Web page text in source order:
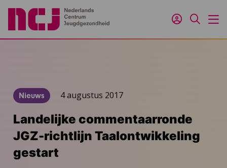
Inloggen
Zoeken
Nieuws 4 augustus 2017
Landelijke commentaarronde
JGZ-richtlijn Taalontwikkeling
gestart